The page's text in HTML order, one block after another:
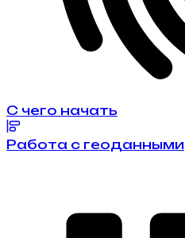
С чего начать
Работа с геоданными